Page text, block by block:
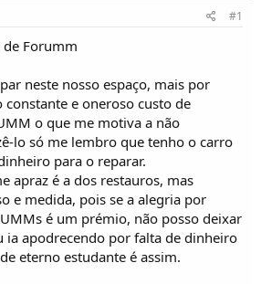
#1
de Forumm
neste nosso espaço, mais por
e oneroso custo de
o que me motiva a não
lo só me lembro que tenho o carro
para o reparar.
apraz é a dos restauros, mas
e medida, pois se a alegria por
é um prémio, não posso deixar
ia apodrecendo por falta de dinheiro
eterno estudante é assim.